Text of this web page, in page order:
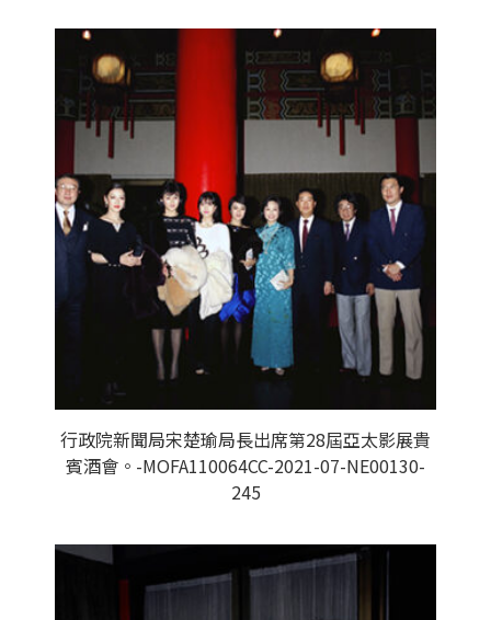
行政院新聞局宋楚瑜局長出席第28屆亞太影展貴
賓酒會。-MOFA110064CC-2021-07-NE00130-
245